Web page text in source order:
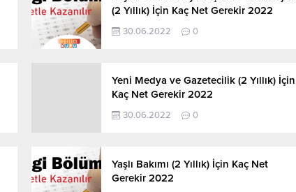
(2 Yıllık) İçin Kaç Net Gerekir 2022
30.06.2022 0
Yeni Medya ve Gazetecilik (2 Yıllık) İçin
Kaç Net Gerekir 2022
30.06.2022 0
Yaşlı Bakımı (2 Yıllık) İçin Kaç Net
Gerekir 2022